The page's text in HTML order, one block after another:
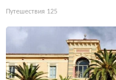
Путешествия 125